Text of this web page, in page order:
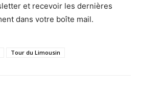
et recevoir les dernières
dans votre boîte mail.
Tour du Limousin